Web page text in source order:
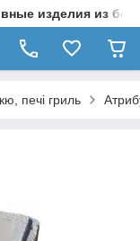
изделия из
печі гриль